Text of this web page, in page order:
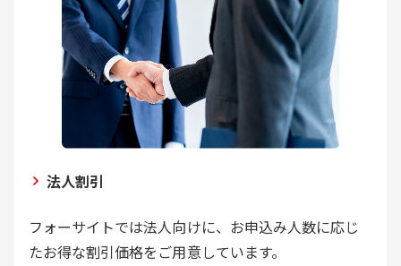
法人割引
フォーサイトでは法人向けに、お申込み人数に応じ
たお得な割引価格をご用意しています。